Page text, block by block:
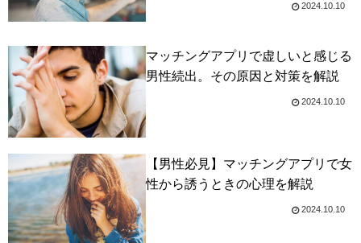
2024.10.10
マッチングアプリで虚しいと感じる
男性続出。その原因と対策を解説
2024.10.10
【男性必見】マッチングアプリで女
性から誘うときの心理を解説
2024.10.10